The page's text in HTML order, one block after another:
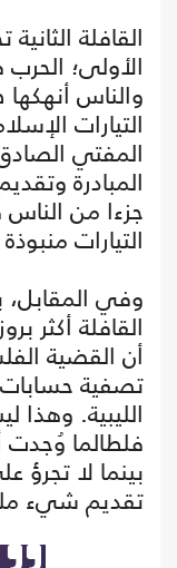
القافلة
الأولى؛
والناس
التيارات
المفتي
المبادرة
جزءا من
التيارات
وفي المقابل،
القافلة أكثر
أن القضية
تصفية
الليبية.
فلطالما
بينما لا
تقديم شيء